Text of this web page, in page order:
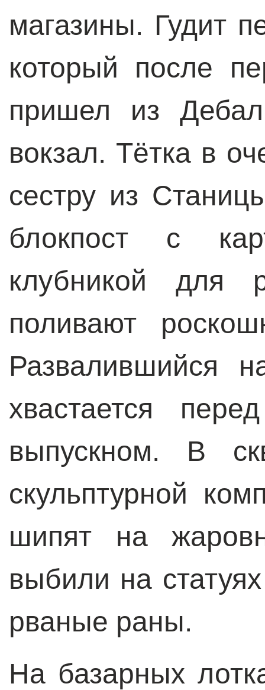
магазины. Гудит
который после
пришел из
вокзал. Тётка в
сестру из
блокпост с
клубникой для
поливают
Развалившийся
хвастается
выпускном. В
скульптурной
шипят на
выбили на
рваные раны.
На базарных